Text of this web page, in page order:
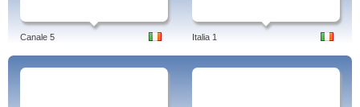
Canale 5 Italia 1